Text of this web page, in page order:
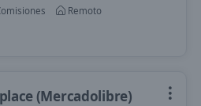
Remoto
(Mercadolibre)